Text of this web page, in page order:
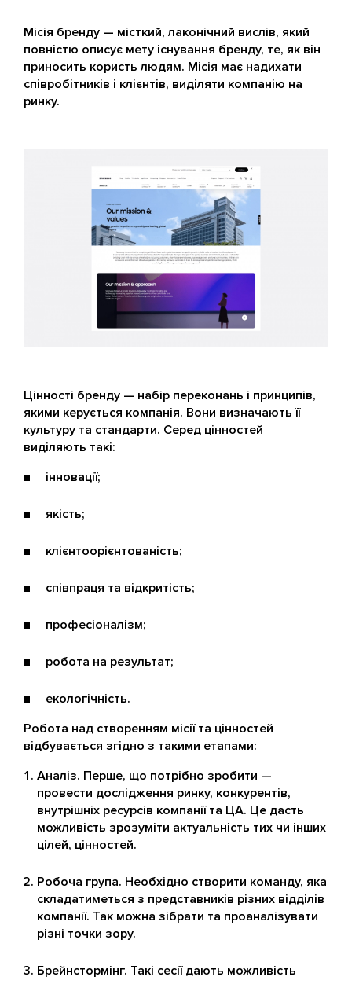
Місія бренду — місткий, лаконічний вислів, який
повністю описує мету існування бренду, те, як він
приносить користь людям. Місія має надихати
співробітників і клієнтів, виділяти компанію на
ринку.
Цінності бренду — набір переконань і принципів,
якими керується компанія. Вони визначають її
культуру та стандарти. Серед цінностей
виділяють такі:
інновації;
якість;
клієнтоорієнтованість;
співпраця та відкритість;
професіоналізм;
робота на результат;
екологічність.
Робота над створенням місії та цінностей
відбувається згідно з такими етапами:
Аналіз. Перше, що потрібно зробити —
провести дослідження ринку, конкурентів,
внутрішніх ресурсів компанії та ЦА. Це дасть
можливість зрозуміти актуальність тих чи інших
цілей, цінностей.
Робоча група. Необхідно створити команду, яка
складатиметься з представників різних відділів
компанії. Так можна зібрати та проаналізувати
різні точки зору.
Брейнстормінг. Такі сесії дають можливість